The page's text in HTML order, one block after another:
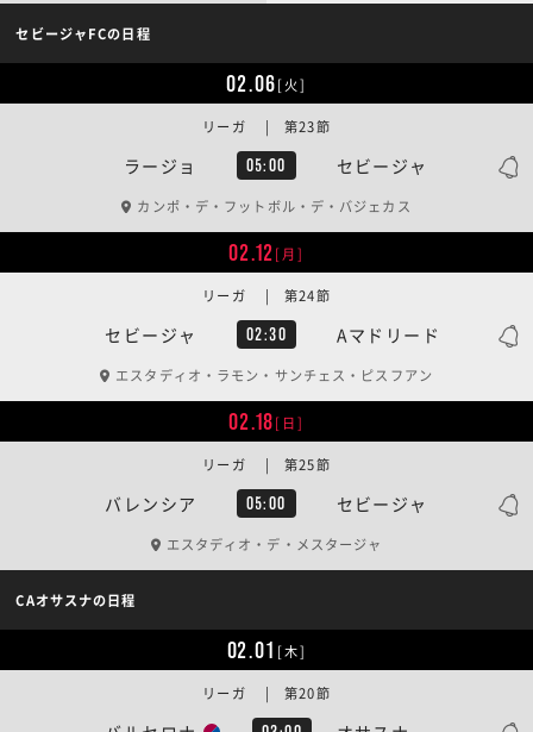
セビージャFCの日程
02.06[火]
ラージョ 05:00 セビージャ
リーガ | 第23節
カンポ・デ・フットボル・デ・バジェカス
02.12[月]
セビージャ 02:30 Aマドリード
リーガ | 第24節
エスタディオ・ラモン・サンチェス・ピスフアン
02.18[日]
バレンシア 05:00 セビージャ
リーガ | 第25節
エスタディオ・デ・メスタージャ
CAオサスナの日程
02.01 [木]
リーガ | 第20節